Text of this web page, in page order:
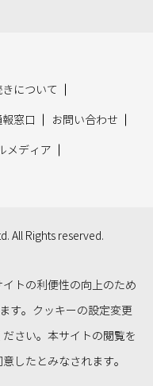
について
窓口 お問い合わせ
メディア
All Rights reserved.
トの利便性の向上のため
す。クッキーの設定変更
ださい。本サイトの閲覧を
したとみなされます。